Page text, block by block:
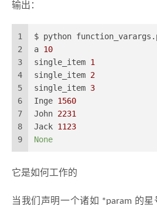
输出：
1
2
3
4
5
6
7
8
9
$ python
a 10
single_item 1
single_item 2
single_item 3
Inge 1560
John 2231
Jack 1123
None
它是如何工作的
当我们声明一个诸如 *param 的